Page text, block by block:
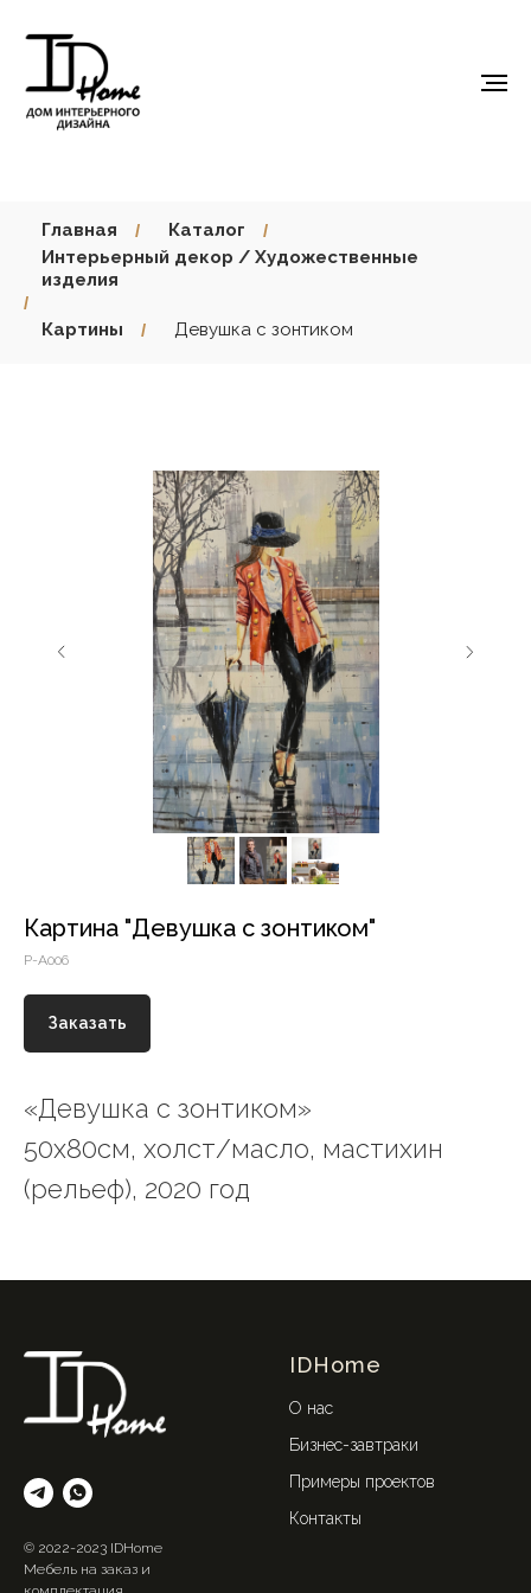
Главная / Каталог /
Интерьерный декор / Художественные
изделия
/
Картины / Девушка с зонтиком
Картина "Девушка с зонтиком"
P-A006
Заказать
«Девушка с зонтиком»
50х80см, холст/масло, мастихин
(рельеф), 2020 год
© 2022-2023 IDHome
Мебель на заказ и
IDHome
О нас
Бизнес-завтраки
Примеры проектов
Контакты